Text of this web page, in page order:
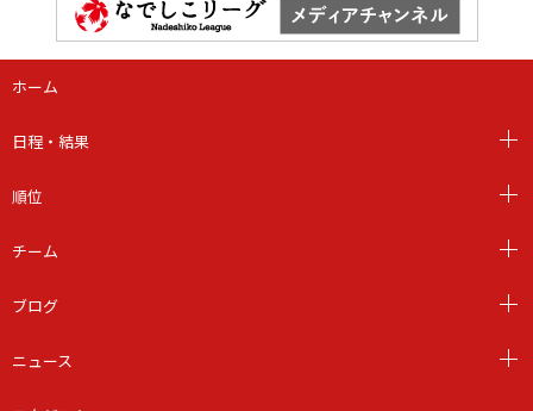
ホーム
日程・結果
順位
チーム
ブログ
ニュース